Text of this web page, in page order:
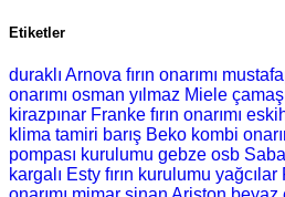
Etiketler
duraklı Arnova fırın onarımı
onarımı osman yılmaz Miele
kirazpınar Franke fırın onarımı
klima tamiri barış Beko kombi
pompası kurulumu gebze osb
kargalı Esty fırın kurulumu